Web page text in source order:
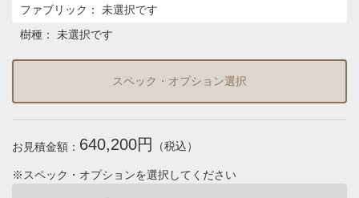
ファブリック ：
未選択です
樹種 ： 未選択です
スペック・オプション選択
お見積金額： 640,200円 （税込）
※スペック・オプションを選択してください